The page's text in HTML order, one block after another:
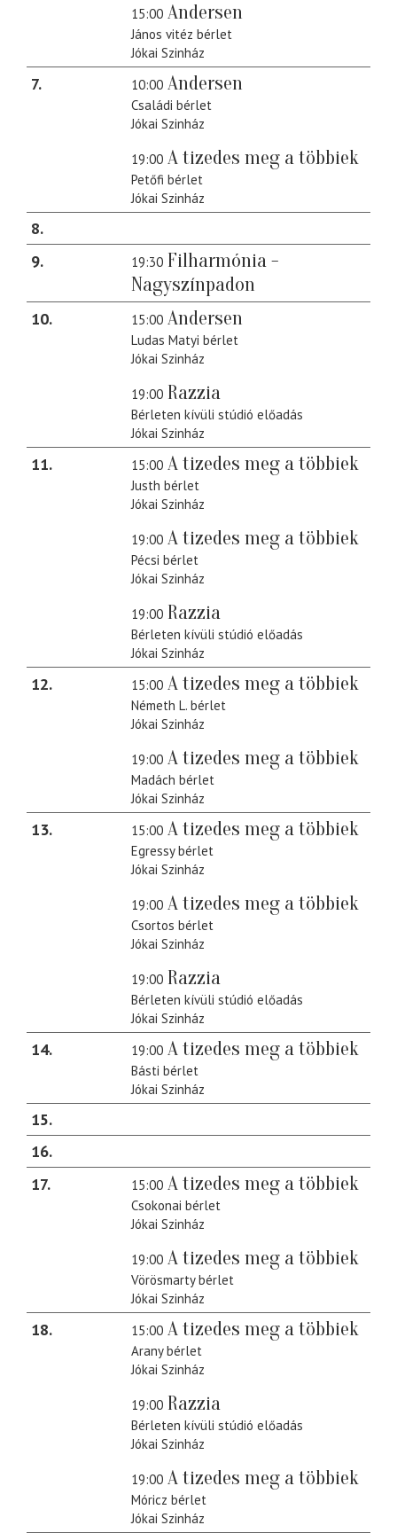
15:00 Andersen
János vitéz bérlet
Jókai Szinház
7 10:00 Andersen
Családi bérlet
Jókai Szinház
19:00 A tizedes meg a többiek
Petőfi bérlet
Jókai Szinház
8
9
19:30 Filharmónia -
Nagyszínpadon
10 15:00 Andersen
Ludas Matyi bérlet
Jókai Szinház
19:00 Razzia
Bérleten kívüli stúdió előadás
Jókai Szinház
11 15:00 A tizedes meg a többiek
Justh bérlet
Jókai Szinház
19:00 A tizedes meg a többiek
Pécsi bérlet
Jókai Szinház
19:00 Razzia
Bérleten kívüli stúdió előadás
Jókai Szinház
12 15:00 A tizedes meg a többiek
Németh L. bérlet
Jókai Szinház
19:00 A tizedes meg a többiek
Madách bérlet
Jókai Szinház
13 15:00 A tizedes meg a többiek
Egressy bérlet
Jókai Szinház
19:00 A tizedes meg a többiek
Csortos bérlet
Jókai Szinház
19:00 Razzia
Bérleten kívüli stúdió előadás
Jókai Szinház
14 19:00 A tizedes meg a többiek
Básti bérlet
Jókai Szinház
15
16
17
15:00 A tizedes meg a többiek
Csokonai bérlet
Jókai Szinház
19:00 A tizedes meg a többiek
Vörösmarty bérlet
Jókai Szinház
18 15:00 A tizedes meg a többiek
Arany bérlet
Jókai Szinház
19:00 Razzia
Bérleten kívüli stúdió előadás
Jókai Szinház
19:00 A tizedes meg a többiek
Móricz bérlet
Jókai Szinház